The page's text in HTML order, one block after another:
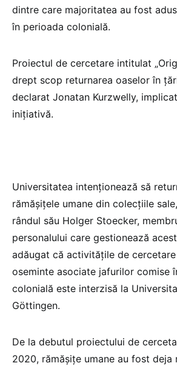
dintre care majoritatea au fost
în perioada colonială.
Proiectul de cercetare intitulat
drept scop returnarea oaselor în
declarat Jonatan Kurzwelly,
iniţiativă.
Universitatea intenţionează să
rămăşiţele umane din colecţiile
rândul său Holger Stoecker,
personalului care gestionează
adăugat că activităţile de
oseminte asociate jafurilor comise
colonială este interzisă la
Göttingen.
De la debutul proiectului de
2020, rămăşiţe umane au fost deja